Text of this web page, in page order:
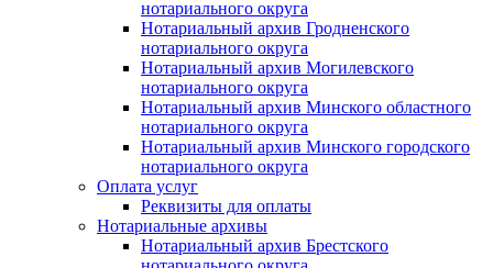
нотариального округа
Нотариальный архив Гродненского
нотариального округа
Нотариальный архив Могилевского
нотариального округа
Нотариальный архив Минского областного
нотариального округа
Нотариальный архив Минского городского
нотариального округа
Оплата услуг
Реквизиты для оплаты
Нотариальные архивы
Нотариальный архив Брестского